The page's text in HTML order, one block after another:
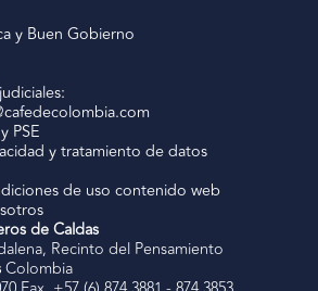
y Buen Gobierno
PSE
y tratamiento de datos
de uso contenido web
de Caldas
Recinto del Pensamiento
Colombia